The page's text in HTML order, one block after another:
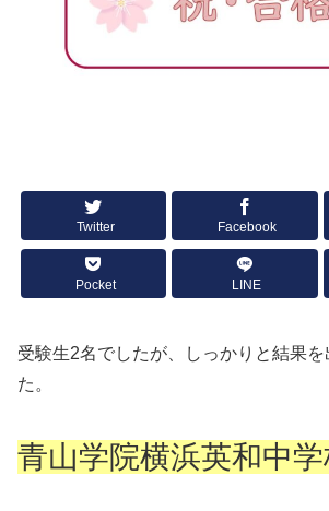
Twitter Facebook
Pocket LINE
受験生2名でしたが、しっかりと結果
た。
青山学院横浜英和中学